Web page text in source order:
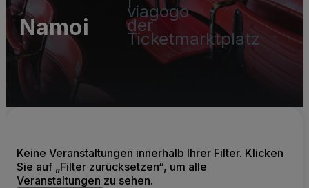
viagogo
der
Ticketmarktplatz
Namoi
Keine Veranstaltungen innerhalb Ihrer Filter. Klicken
Sie auf „Filter zurücksetzen“, um alle
Veranstaltungen zu sehen.